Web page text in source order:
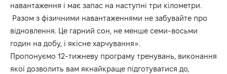
навантаження і має запас на наступні три кілометри.
Разом з фізичними навантаженнями не забувайте про
відновлення. Це гарний сон, не менше семи-восьми
годин на добу, і якісне харчування».
Пропонуємо 12-тижневу програму тренувань, виконання
якої дозволить вам якнайкраще підготуватися до,